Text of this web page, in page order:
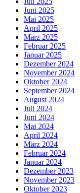
Juni 2025
Mai 2025
April 2025
März 2025
Februar 2025
Januar 2025
Dezember 2024
November 2024
Oktober 2024
September 2024
August 2024
Juli 2024
Juni 2024
Mai 2024
April 2024
März 2024
Februar 2024
Januar 2024
Dezember 2023
November 2023
Oktober 2023